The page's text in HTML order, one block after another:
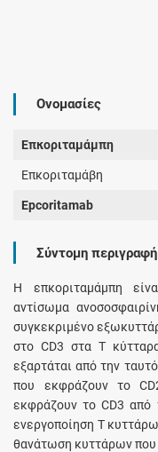
Ονομασίες
Επκοριταμάμπη
Επκοριταμάβη
Epcoritamab
Σύντομη περιγραφή
Η επκοριταμάμπη
αντίσωμα
συγκεκριμένο
στο CD3 στα Τ
εξαρτάται από την
που εκφράζουν το
εκφράζουν το CD3 από
ενεργοποίηση Τ
θανάτωση κυττάρων που